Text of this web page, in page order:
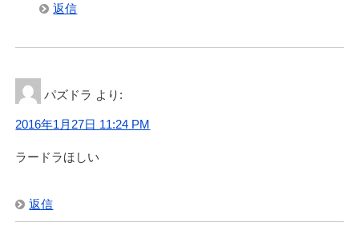
返信
パズドラ より:
2016年1月27日 11:24 PM
ラードラほしい
返信